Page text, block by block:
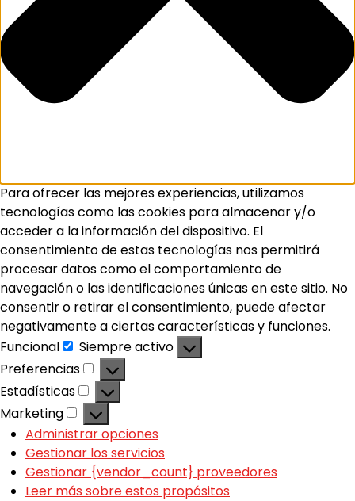
Para ofrecer las mejores experiencias, utilizamos
tecnologías como las cookies para almacenar y/o
acceder a la información del dispositivo. El
consentimiento de estas tecnologías nos permitirá
procesar datos como el comportamiento de
navegación o las identificaciones únicas en este sitio. No
consentir o retirar el consentimiento, puede afectar
negativamente a ciertas características y funciones.
Funcional
Siempre activo
Preferencias
Estadísticas
Marketing
Administrar opciones
Gestionar los servicios
Gestionar {vendor_count} proveedores
Leer más sobre estos propósitos